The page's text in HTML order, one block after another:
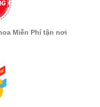
Miễn Phí tận nơi